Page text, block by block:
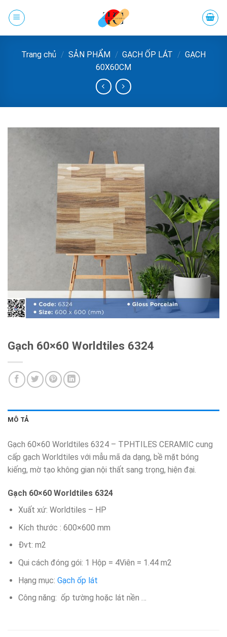
đến
Trang chủ / SẢN PHẨM / GẠCH ỐP LÁT / GẠCH
60X60CM
Gạch 60×60 Worldtiles 6324
MÔ TẢ
Gạch 60×60 Worldtiles 6324 – TPHTILES CERAMIC cung
cấp gạch Worldtiles với mẫu mã da dạng, bề mặt bóng
kiếng, mờ tạo không gian nội thất sang trọng, hiện đại.
Gạch 60×60 Worldtiles 6324
Xuất xứ: Worldtiles – HP
Kích thước : 600×600 mm
Đvt: m2
Qui cách đóng gói: 1 Hộp = 4Viên = 1.44 m2
Hạng mục: Gạch ốp lát
Công năng: ốp tường hoặc lát nền …